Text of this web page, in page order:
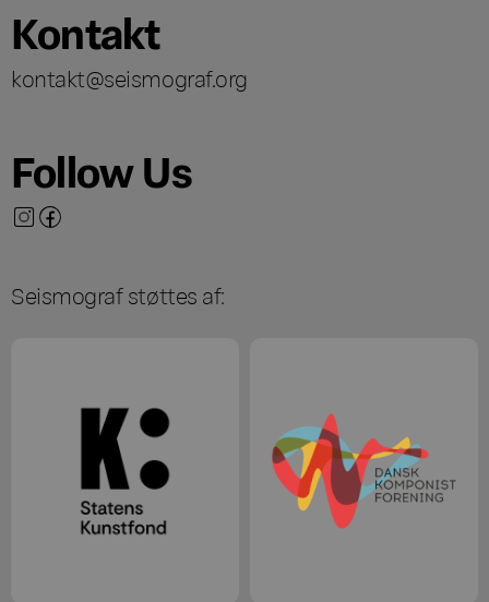
Kontakt
kontakt@seismograf.org
Follow Us
Seismograf støttes af: